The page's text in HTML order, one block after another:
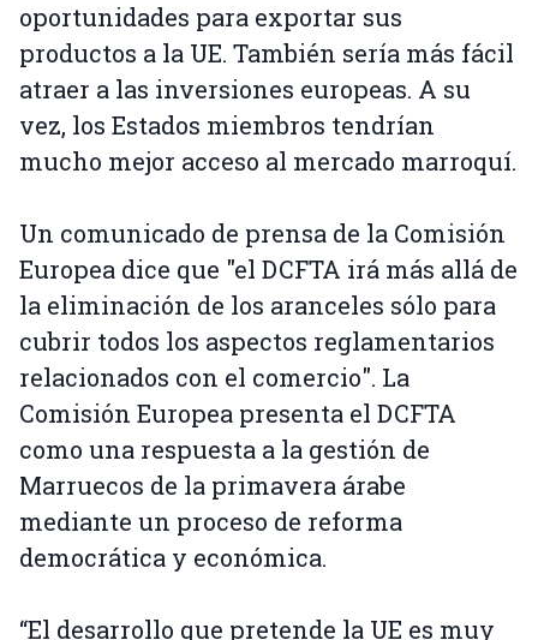
oportunidades para exportar sus
productos a la UE. También sería más fácil
atraer a las inversiones europeas. A su
vez, los Estados miembros tendrían
mucho mejor acceso al mercado marroquí.
Un comunicado de prensa de la Comisión
Europea dice que "el DCFTA irá más allá de
la eliminación de los aranceles sólo para
cubrir todos los aspectos reglamentarios
relacionados con el comercio". La
Comisión Europea presenta el DCFTA
como una respuesta a la gestión de
Marruecos de la primavera árabe
mediante un proceso de reforma
democrática y económica.
“El desarrollo que pretende la UE es muy